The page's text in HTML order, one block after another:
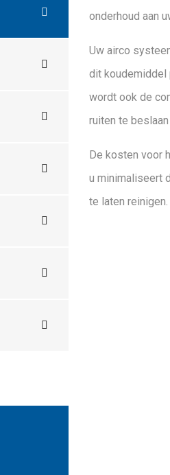
onderhoud aan
Uw airco
dit koudemiddel
wordt ook de
ruiten te
De kosten voor
u minimaliseert
te laten reinigen.